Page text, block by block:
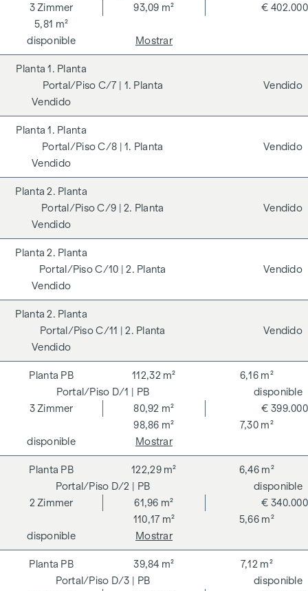
3Zimmer 93,09 m²
5,81 m²
€ 402.000
disponible Mostrar
C/7 | 1. Planta
1. Planta
Vendido
Vendido
C/8 | 1. Planta
1. Planta
Vendido
Vendido
C/9 | 2. Planta
2. Planta
Vendido
Vendido
C/10 | 2. Planta
2. Planta
Vendido
Vendido
C/11 | 2. Planta
2. Planta
Vendido
Vendido
D/1 | PB
PB
3Zimmer 80,92 m²
112,32 m² 6,16 m²
98,86 m² 7,30 m²
€ 399.000
disponible
disponible
Mostrar
D/2 | PB
PB
2Zimmer 61,96 m²
122,29 m² 6,46 m²
110,17 m² 5,66 m²
€ 340.000
disponible
disponible
Mostrar
D/3 | PB
PB 39,84 m² 7,12 m²
disponible